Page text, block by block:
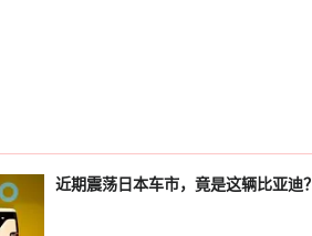
近期震荡日本车市，竟是这辆比亚迪？